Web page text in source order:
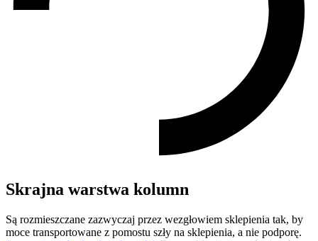
Skrajna warstwa kolumn
Są rozmieszczane zazwyczaj przez wezgłowiem sklepienia tak, by
moce transportowane z pomostu szły na sklepienia, a nie podporę.